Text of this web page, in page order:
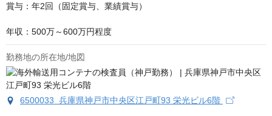
賞与：年2回（固定賞与、業績賞与）
年収：500万～600万円程度
勤務地の所在地/地図
6500033 兵庫県神戸市中央区江戸町93 栄光ビル6階